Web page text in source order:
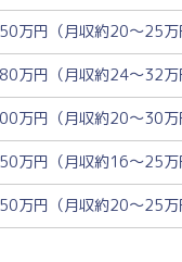
万円（月収約20～25万
万円（月収約24～32万
万円（月収約20～30万
万円（月収約16～25万
万円（月収約20～25万